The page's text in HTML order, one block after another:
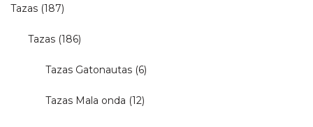
Tazas (187)
Tazas (186)
Tazas Gatonautas (6)
Tazas Mala onda (12)